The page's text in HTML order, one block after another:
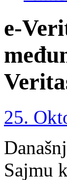
e-
25.
Sajmu